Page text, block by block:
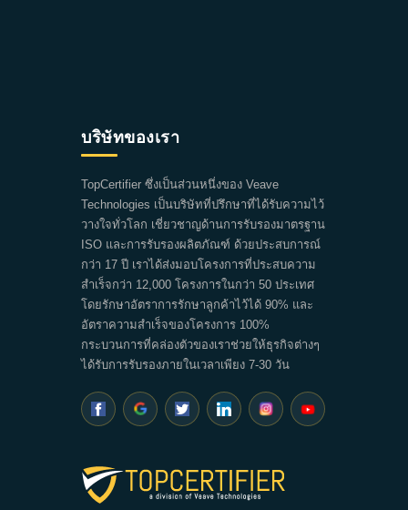
บริษัทของเรา
TopCertifier ซึ่งเป็นส่วนหนึ่งของ Veave
Technologies เป็นบริษัทที่ปรึกษาที่ได้รับความไว้
วางใจทั่วโลก เชี่ยวชาญด้านการรับรองมาตรฐาน
ISO และการรับรองผลิตภัณฑ์ ด้วยประสบการณ์
กว่า 17 ปี เราได้ส่งมอบโครงการที่ประสบความ
สำเร็จกว่า 12,000 โครงการในกว่า 50 ประเทศ
โดยรักษาอัตราการรักษาลูกค้าไว้ได้ 90% และ
อัตราความสำเร็จของโครงการ 100%
กระบวนการที่คล่องตัวของเราช่วยให้ธุรกิจต่างๆ
ได้รับการรับรองภายในเวลาเพียง 7-30 วัน